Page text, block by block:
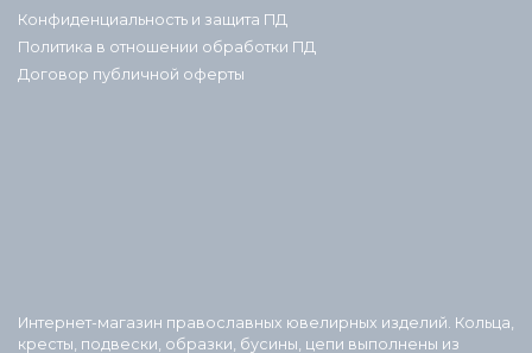
Конфиденциальность и защита ПД
Политика в отношении обработки ПД
Договор публичной оферты
Интернет-магазин православных ювелирных изделий. Кольца,
кресты, подвески, образки, бусины, цепи выполнены из